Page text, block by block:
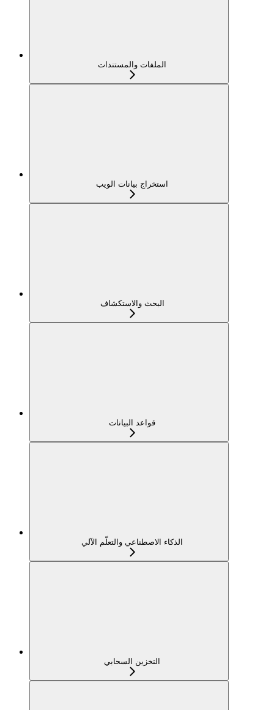
الملفات والمستندات
استخراج بيانات الويب
البحث والاستكشاف
قواعد البيانات
الذكاء الاصطناعي والتعلّم الآلي
التخزين السحابي